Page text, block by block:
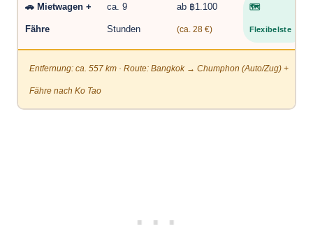
🚗 Mietwagen +
Fähre
ca. 9
Stunden
ab ฿1.100
(ca. 28 €)
🗺
Flexibelste
Entfernung: ca. 557 km · Route: Bangkok → Chumphon (Auto/Zug) +
Fähre nach Ko Tao